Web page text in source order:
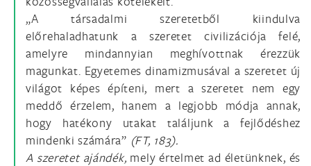
„A társadalmi szeretetből kiindulva
előrehaladhatunk a szeretet civilizációja felé,
amelyre mindannyian meghívottnak érezzük
magunkat. Egyetemes dinamizmusával a szeretet új
világot képes építeni, mert a szeretet nem egy
meddő érzelem, hanem a legjobb módja annak,
hogy hatékony utakat találjunk a fejlődéshez
mindenki számára” (FT, 183).
A szeretet ajándék, mely értelmet ad életünknek, és